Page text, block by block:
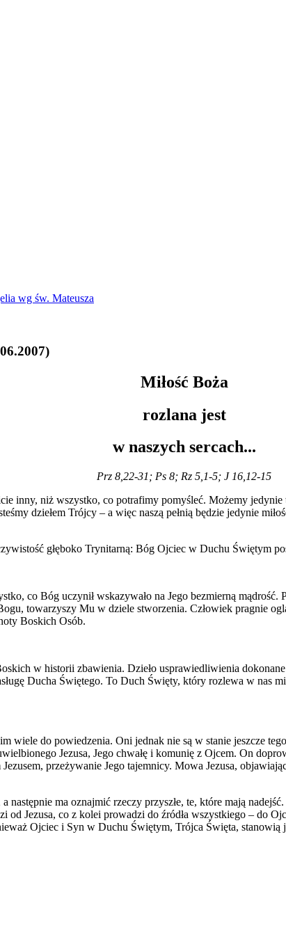
wg św. Mateusza
Miłość Boża
rozlana jest
w naszych sercach...
Prz 8,22-31; Ps 8; Rz 5,1-5; J 16,12-15
inny, niż wszystko, co potrafimy pomyśleć. Możemy
dziełem Trójcy – a więc naszą pełnią będzie jedynie
głęboko Trynitarną: Bóg Ojciec w Duchu Świętym
co Bóg uczynił wskazywało na Jego bezmierną
towarzyszy Mu w dziele stworzenia. Człowiek pragnie
Boskich Osób.
w historii zbawienia. Dzieło usprawiedliwienia
Ducha Świętego. To Duch Święty, który rozlewa w nas
wiele do powiedzenia. Oni jednak nie są w stanie jeszcze
Jezusa, Jego chwałę i komunię z Ojcem. On
przeżywanie Jego tajemnicy. Mowa Jezusa,
następnie ma oznajmić rzeczy przyszłe, te, które mają
od Jezusa, co z kolei prowadzi do źródła wszystkiego – do
Ojciec i Syn w Duchu Świętym, Trójca Święta, stanowią